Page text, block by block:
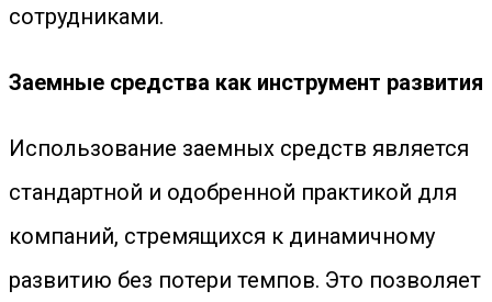
сотрудниками.
Заемные средства как инструмент развития
Использование заемных средств является
стандартной и одобренной практикой для
компаний, стремящихся к динамичному
развитию без потери темпов. Это позволяет